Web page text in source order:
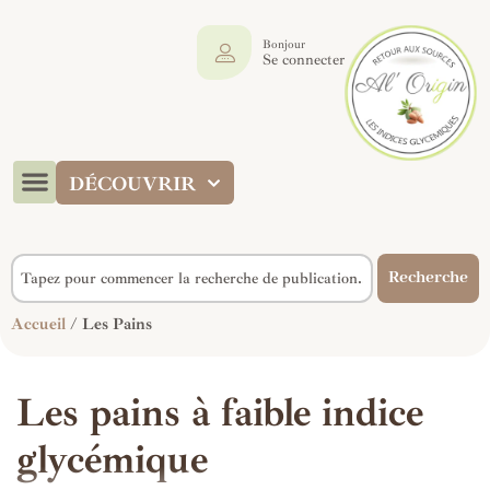
DÉCOUVRIR
Bonjour
Se connecter
Recherche
Accueil / Les Pains
Les pains à faible indice
glycémique